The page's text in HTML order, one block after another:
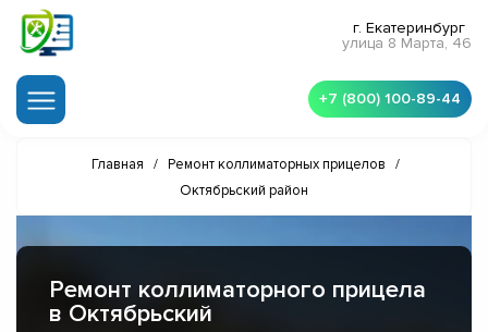
г. Екатеринбург
улица 8 Марта, 46
+7 (800) 100-89-44
Главная / Ремонт коллиматорных прицелов
/
Октябрьский район
Ремонт коллиматорного прицела
в Октябрьский